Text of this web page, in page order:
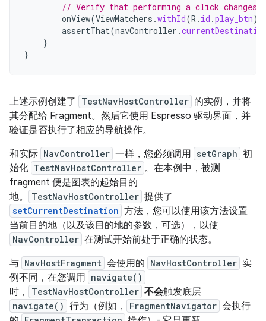
// Verify that performing a click changes
onView(ViewMatchers .withId(R . id .play_btn
assertThat(navController .
}
}
上述示例创建了 TestNavHostController 的实例，并将
其分配给 Fragment。然后它使用 Espresso 驱动界面，并
验证是否执行了相应的导航操作。
和实际 NavController 一样，您必须调用 setGraph 初
始化 TestNavHostController 。在本例中，被测
fragment 便是图表的起始目的
地。
TestNavHostController 提供了
setCurrentDestination 方法，您可以使用该方法设置
当前目的地（以及该目的地的参数，可选），以使
NavController 在测试开始前处于正确的状态。
与 NavHostFragment 会使用的 NavHostController 实
例不同，在您调用 navigate()
时， TestNavHostController 不会触发底层
navigate() 行为（例如， FragmentNavigator 会执行